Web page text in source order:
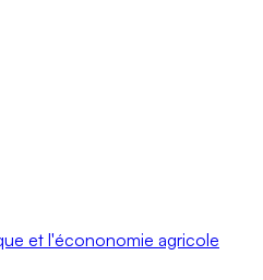
et l'écononomie agricole